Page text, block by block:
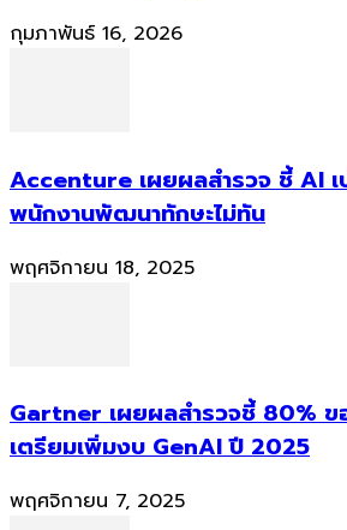
กุมภาพันธ์ 16, 2026
Accenture เผยผลสำรวจ ชี้ AI เ
พนักงานพัฒนาทักษะไม่ทัน
พฤศจิกายน 18, 2025
Gartner เผยผลสำรวจชี้ 80% ข
เตรียมเพิ่มงบ GenAI ปี 2025
พฤศจิกายน 7, 2025